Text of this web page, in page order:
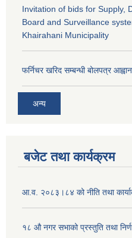
Invitation of bids for Supply,
Board and Surveillance
Khairahani Municipality
फर्निचर खरिद सम्बन्धी बोलपत्र
अन्य
बजेट तथा कार्यक्रम
आ.व. २०८३।८४ को नीति तथा
१८ औ नगर सभाको प्रस्तुति तथा